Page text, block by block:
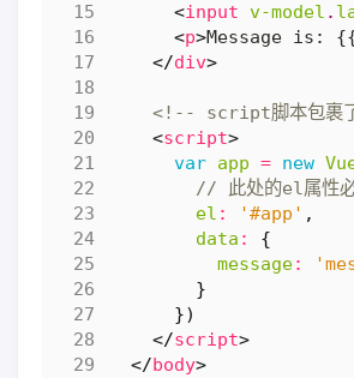
<input v-model .
<p>Message is:
</div>
<!-- script脚本包裹
<script>
var app = new
el : '#app' ,
data :
{
message:
}
})
</script>
</body>